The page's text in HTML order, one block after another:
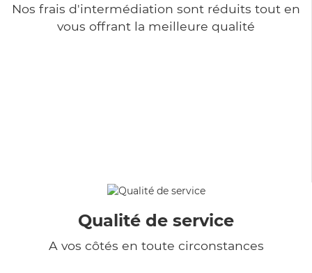
Nos frais d'intermédiation sont réduits tout en
vous offrant la meilleure qualité
Qualité de service
A vos côtés en toute circonstances